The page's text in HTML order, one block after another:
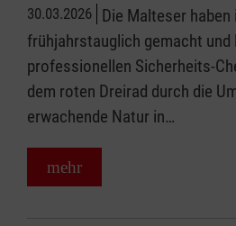
30.03.2026 Die Malteser haben
frühjahrstauglich gemacht und
professionellen Sicherheits-
dem roten Dreirad durch die
erwachende Natur in…
mehr